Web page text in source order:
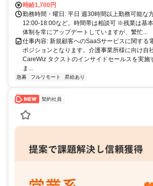
時給1,700円
勤務時間・曜日: 平日 週30時間以上勤務可能な
12:00-18:00など。時間帯は相談可 ※残業は基
体制を常にアップデートしていますが、繁忙...
仕事内容: 新規顧客へのSaaSサービスに関する
ポジションとなります。介護事業所様に向け自
CareWiz タクストのインサイドセールスを実施
ま...
急募 フルリモート 昇給あり
契約社員